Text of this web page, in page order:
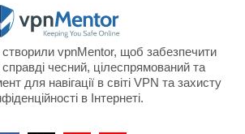
vpnMentor, щоб забезпечити
чесний, цілеспрямований та
для навігації в світі VPN та захисту
в Інтернеті.